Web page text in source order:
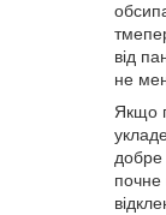
від
не
Якщо
добре
почне